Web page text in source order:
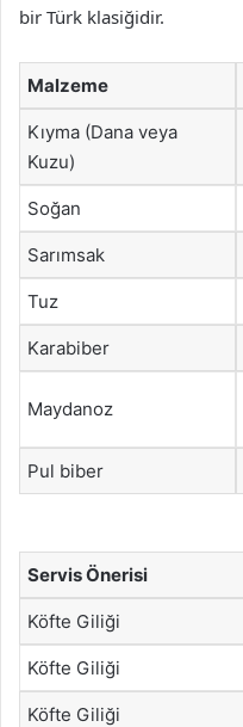
bir Türk klasiğidir.
Malzeme
Kıyma (Dana veya
Kuzu)
Soğan
Sarımsak
Tuz
Karabiber
Maydanoz
Pul biber
Servis Önerisi
Köfte Giliği
Köfte Giliği
Köfte Giliği